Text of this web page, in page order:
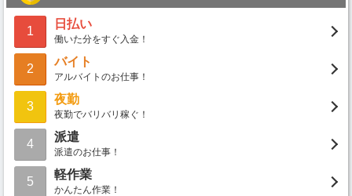
1
日払い
働いた分をすぐ入金！
2
バイト
アルバイトのお仕事！
3
夜勤
夜勤でバリバリ稼ぐ！
4
派遣
派遣のお仕事！
5
軽作業
かんたん作業！